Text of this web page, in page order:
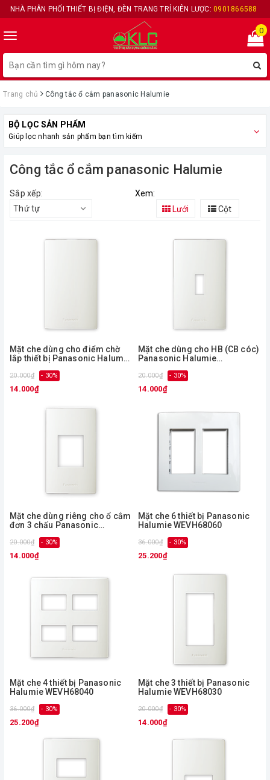
NHÀ PHÂN PHỐI THIẾT BỊ ĐIỆN, ĐÈN TRANG TRÍ KIÊN LƯỢC: 0901866588
Toggle
navigation
0
Trang chủ Công tắc ổ cắm panasonic Halumie
BỘ LỌC SẢN PHẨM
Giúp lọc nhanh sản phẩm bạn tìm kiếm
Công tắc ổ cắm panasonic Halumie
Sắp xếp:
Thứ tự
Xem:
Lưới
Cột
Mặt che dùng cho điểm chờ
lắp thiết bị Panasonic Halumie
20.000₫ - 30%
14.000₫
Mặt che dùng cho HB (CB cóc)
Panasonic Halumie
20.000₫ - 30%
14.000₫
Mặt che dùng riêng cho ổ cắm
đơn 3 chấu Panasonic
20.000₫ - 30%
14.000₫
Mặt che 6 thiết bị Panasonic
Halumie WEVH68060
36.000₫ - 30%
25.200₫
Mặt che 4 thiết bị Panasonic
Halumie WEVH68040
36.000₫ - 30%
25.200₫
Mặt che 3 thiết bị Panasonic
Halumie WEVH68030
20.000₫ - 30%
14.000₫